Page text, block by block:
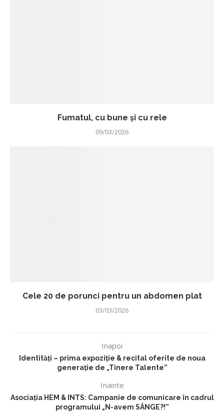
Fumatul, cu bune și cu rele
09/03/2026
Cele 20 de porunci pentru un abdomen plat
03/03/2026
Inapoi
Identități – prima expoziție & recital oferite de noua
generație de „Tinere Talente”
Inainte
Asociația HEM & INTS: Campanie de comunicare în cadrul
programului „N-avem SÂNGE?!”